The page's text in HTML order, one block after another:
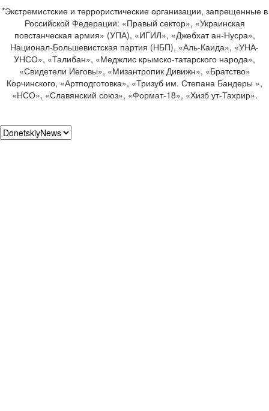
*Экстремистские и террористические организации, запрещенные в
Российской Федерации: «Правый сектор», «Украинская
повстанческая армия» (УПА), «ИГИЛ», «Джебхат ан-Нусра»,
Национал-Большевистская партия (НБП), «Аль-Каида», «УНА-
УНСО», «Талибан», «Меджлис крымско-татарского народа»,
«Свидетели Иеговы», «Мизантропик Дивижн», «Братство»
Корчинского, «Артподготовка», «Тризуб им. Степана Бандеры »,
«НСО», «Славянский союз», «Формат-18», «Хизб ут-Тахрир».